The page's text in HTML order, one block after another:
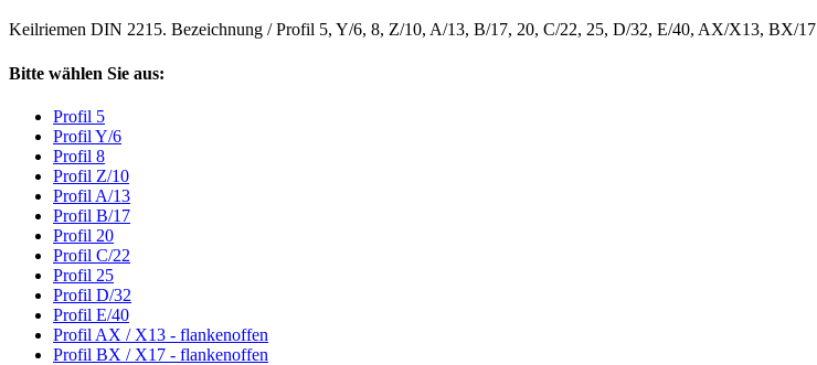
Keilriemen DIN 2215. Bezeichnung / Profil 5, Y/6, 8, Z/10, A/13, B/17, 20, C/22, 25, D/32, E/40, AX/X13, BX/17
Bitte wählen Sie aus:
Profil 5
Profil Y/6
Profil 8
Profil Z/10
Profil A/13
Profil B/17
Profil 20
Profil C/22
Profil 25
Profil D/32
Profil E/40
Profil AX / X13 - flankenoffen
Profil BX / X17 - flankenoffen